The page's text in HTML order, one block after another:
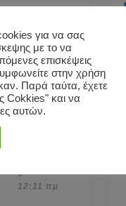
ΜΕ ΕΝΑ
ΑΛΛΕΣ
.
μίλησε
στη
Δεκεμβρίου,
0
12:11 πμ
για να σας
με το να
επισκέψεις
στην χρήση
Παρά ταύτα, έχετε
Cokkies" και να
αυτών.